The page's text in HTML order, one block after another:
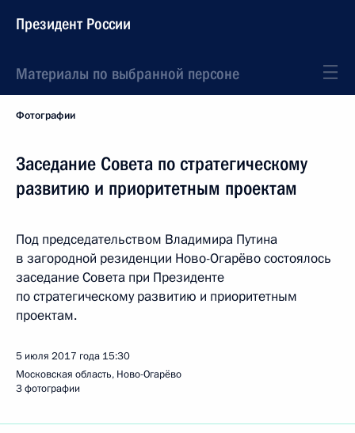
Президент России
Материалы по выбранной персоне
Фотографии
Заседание Совета по стратегическому
развитию и приоритетным проектам
Под председательством Владимира Путина
в загородной резиденции Ново-Огарёво состоялось
заседание Совета при Президенте
по стратегическому развитию и приоритетным
проектам.
5 июля 2017 года 15:30
Московская область, Ново-Огарёво
3 фотографии